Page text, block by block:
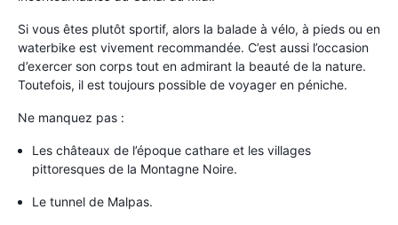
Si vous êtes plutôt sportif, alors la balade à vélo, à pieds ou en
waterbike est vivement recommandée. C’est aussi l’occasion
d’exercer son corps tout en admirant la beauté de la nature.
Toutefois, il est toujours possible de voyager en péniche.
Ne manquez pas :
Les châteaux de l’époque cathare et les villages
pittoresques de la Montagne Noire.
Le tunnel de Malpas.